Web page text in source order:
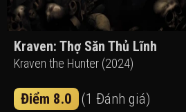
Kraven: Thợ Săn Thủ Lĩnh
Kraven the Hunter (2024)
Điểm 8.0 (1 Đánh giá)